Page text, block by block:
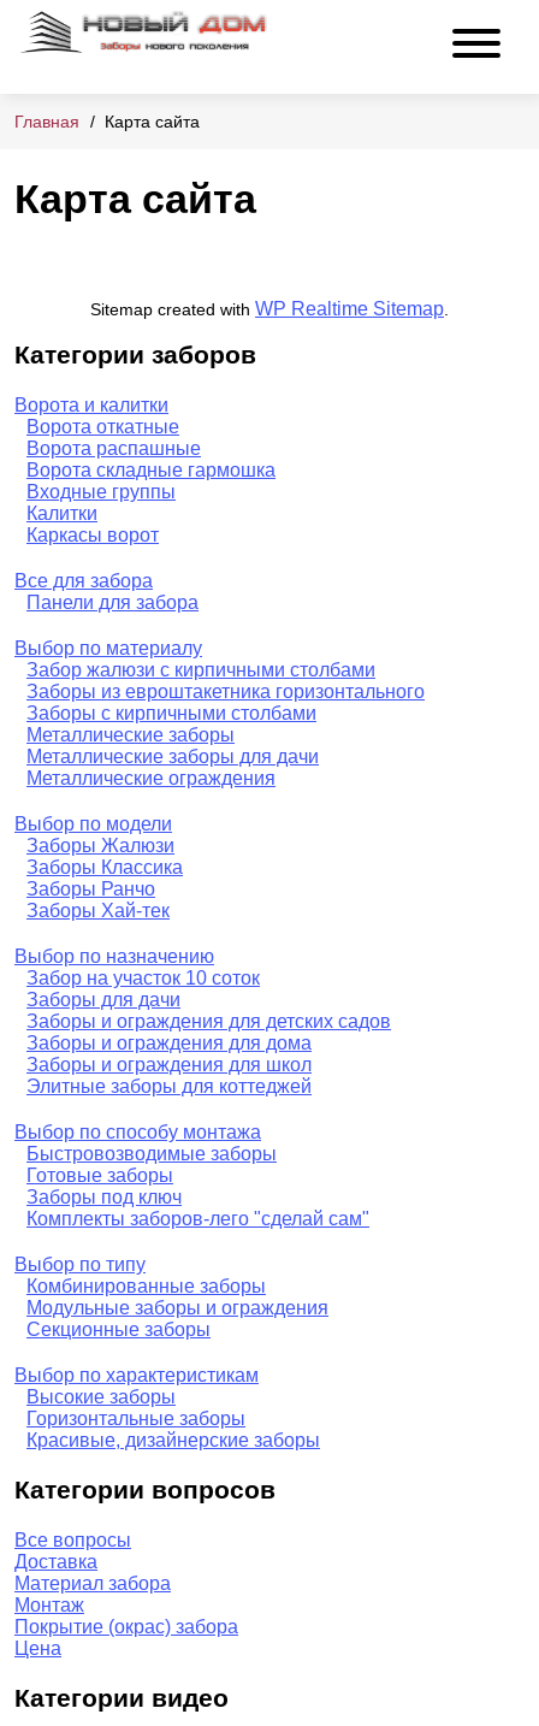
Главная Карта сайта
Карта сайта
Sitemap created with WP Realtime Sitemap
Категории заборов
Ворота и калитки
Ворота откатные
Ворота распашные
Ворота складные гармошка
Входные группы
Калитки
Каркасы ворот
Все для забора
Панели для забора
Выбор по материалу
Забор жалюзи с кирпичными столбами
Заборы из евроштакетника горизонтального
Заборы с кирпичными столбами
Металлические заборы
Металлические заборы для дачи
Металлические ограждения
Выбор по модели
Заборы Жалюзи
Заборы Классика
Заборы Ранчо
Заборы Хай-тек
Выбор по назначению
Забор на участок 10 соток
Заборы для дачи
Заборы и ограждения для детских садов
Заборы и ограждения для дома
Заборы и ограждения для школ
Элитные заборы для коттеджей
Выбор по способу монтажа
Быстровозводимые заборы
Готовые заборы
Заборы под ключ
Комплекты заборов-лего "сделай сам"
Выбор по типу
Комбинированные заборы
Модульные заборы и ограждения
Секционные заборы
Выбор по характеристикам
Высокие заборы
Горизонтальные заборы
Красивые, дизайнерские заборы
Категории вопросов
Все вопросы
Доставка
Материал забора
Монтаж
Покрытие (окрас) забора
Цена
Категории видео